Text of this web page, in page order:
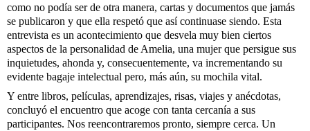
como no podía ser de otra manera, cartas y documentos que jamás
se publicaron y que ella respetó que así continuase siendo. Esta
entrevista es un acontecimiento que desvela muy bien ciertos
aspectos de la personalidad de Amelia, una mujer que persigue sus
inquietudes, ahonda y, consecuentemente, va incrementando su
evidente bagaje intelectual pero, más aún, su mochila vital.
Y entre libros, películas, aprendizajes, risas, viajes y anécdotas,
concluyó el encuentro que acoge con tanta cercanía a sus
participantes. Nos reencontraremos pronto, siempre cerca. Un